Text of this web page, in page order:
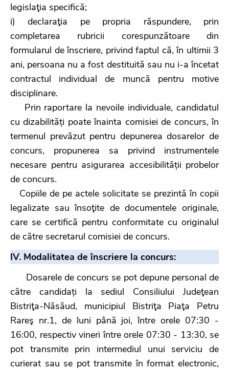
legislaţia specifică;
i) declaraţia pe propria răspundere, prin
completarea rubricii corespunzătoare din
formularul de înscriere, privind faptul că, în ultimii 3
ani, persoana nu a fost destituită sau nu i-a încetat
contractul individual de muncă pentru motive
disciplinare.
Prin raportare la nevoile individuale, candidatul
cu dizabilități poate înainta comisiei de concurs, în
termenul prevăzut pentru depunerea dosarelor de
concurs, propunerea sa privind instrumentele
necesare pentru asigurarea accesibilității probelor
de concurs.
Copiile de pe actele solicitate se prezintă în copii
legalizate sau însoţite de documentele originale,
care se certifică pentru conformitate cu originalul
de către secretarul comisiei de concurs.
IV. Modalitatea de înscriere la concurs:
Dosarele de concurs se pot depune personal de
către candidați la sediul Consiliului Judeţean
Bistriţa-Năsăud, municipiul Bistriţa Piaţa Petru
Rareş nr.1, de luni până joi, între orele 07:30 -
16:00, respectiv vineri între orele 07:30 - 13:30, se
pot transmite prin intermediul unui serviciu de
curierat sau se pot transmite în format electronic,